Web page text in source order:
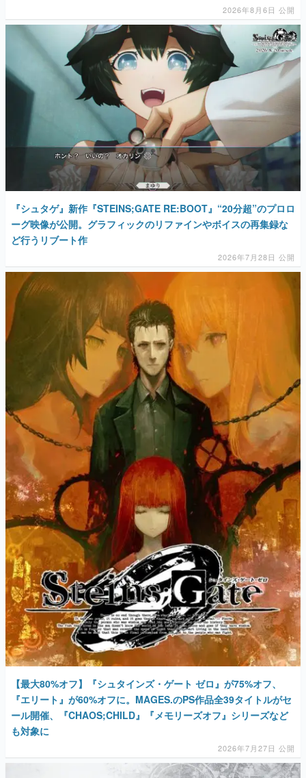
特集記事
マンガ
女性向け
アプリレビュー
電ファミニコゲーマーとは？
運営：株式会社マレ
2026年8月6日 公開
『シュタゲ』新作『STEINS;GATE RE:BOOT』“20分超”のプロロ
ーグ映像が公開。グラフィックのリファインやボイスの再集録な
ど行うリブート作
2026年7月28日 公開
【最大80%オフ】『シュタインズ・ゲート ゼロ』が75%オフ、
『エリート』が60%オフに。MAGES.のPS作品全39タイトルがセ
ール開催、『CHAOS;CHILD』『メモリーズオフ』シリーズなど
も対象に
2026年7月27日 公開